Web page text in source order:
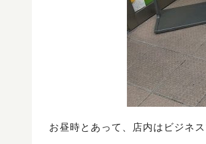
お昼時とあって、店内はビジネ